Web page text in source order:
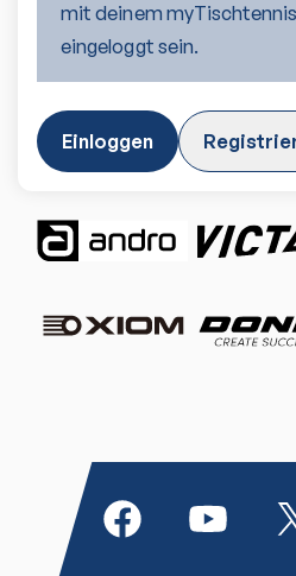
mit deinem
eingeloggt sein.
Einloggen